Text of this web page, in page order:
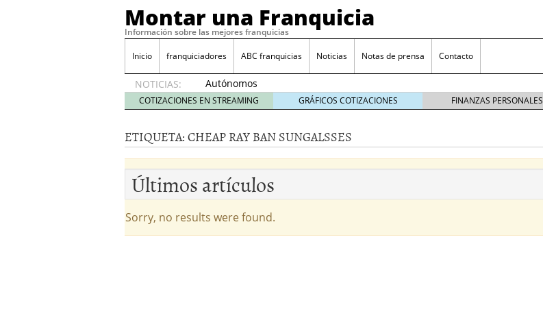
Montar una Franquicia
Información sobre las mejores franquicias
Inicio franquiciadores ABC franquicias Noticias Notas de prensa Contacto
NOTICIAS:
Autónomos
y baja
laboral
2014
¿Quieres ser emprendedor? Esto es lo que cuesta y las ayudas que puedes
tener 4 julio 2014
¿Está tu negocio listo para franquiciarse?
Eureka Vending: una opción práctica
COTIZACIONES EN STREAMING GRÁFICOS COTIZACIONES FINANZAS PERSONALES
ETIQUETA:CHEAP RAY BAN SUNGALSSES
Últimos artículos
Sorry, no results were found.